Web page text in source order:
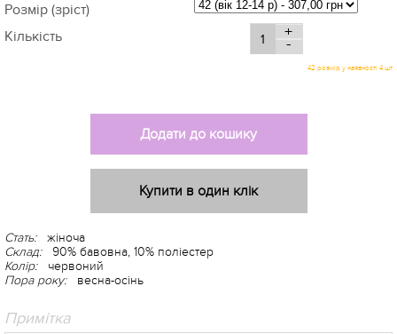
Розмір (зріст)
Кількість
+
-
Додати до кошику
Купити в один клік
Стать: жіноча
Склад: 90% бавовна, 10% поліестер
Колір: червоний
Пора року: весна-осінь
Примітка